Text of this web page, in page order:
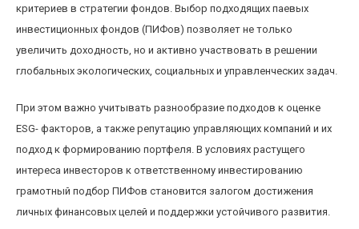
критериев в стратегии фондов. Выбор подходящих паевых
инвестиционных фондов (ПИФов) позволяет не только
увеличить доходность, но и активно участвовать в решении
глобальных экологических, социальных и управленческих задач.
При этом важно учитывать разнообразие подходов к оценке
ESG- факторов, а также репутацию управляющих компаний и их
подход к формированию портфеля. В условиях растущего
интереса инвесторов к ответственному инвестированию
грамотный подбор ПИФов становится залогом достижения
личных финансовых целей и поддержки устойчивого развития.